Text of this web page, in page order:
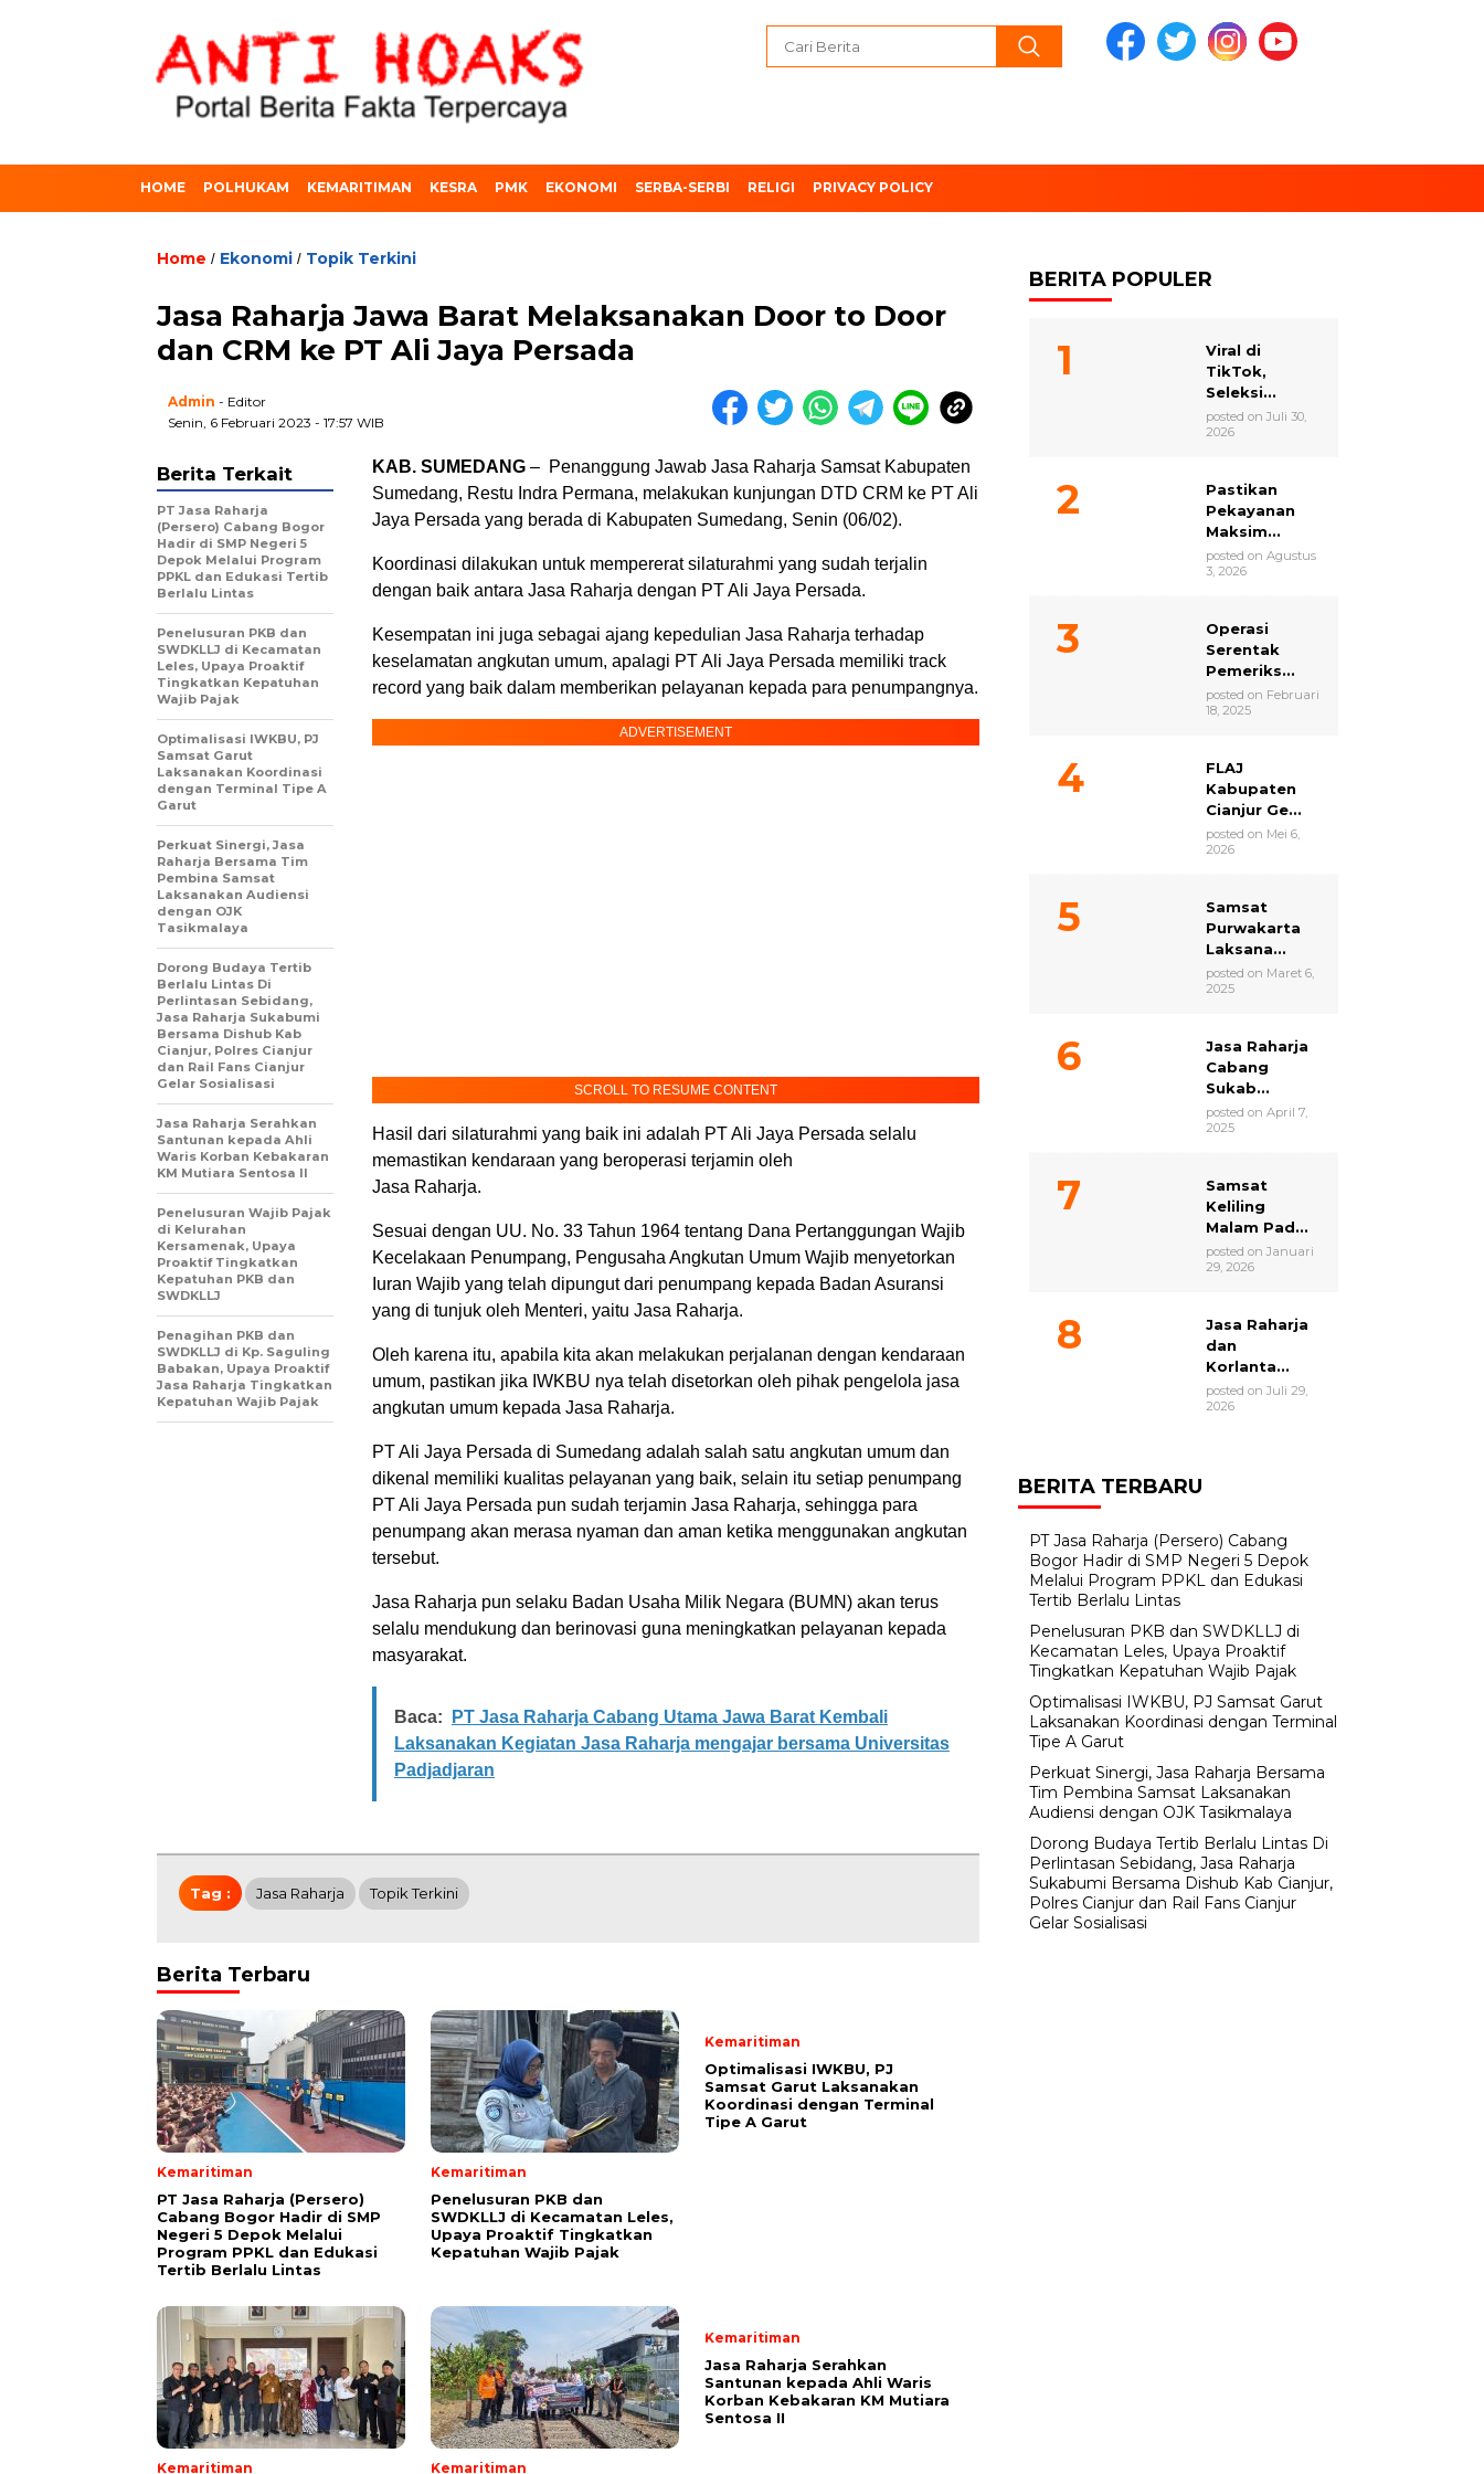
HOME POLHUKAM KEMARITIMAN KESRA PMK EKONOMI SERBA-SERBI RELIGI PRIVACY POLICY
Home / Ekonomi / Topik Terkini
Jasa Raharja Jawa Barat Melaksanakan Door to Door
dan CRM ke PT Ali Jaya Persada
Admin - Editor
Senin, 6 Februari 2023 - 17:57 WIB
KAB. SUMEDANG – Penanggung Jawab Jasa Raharja Samsat Kabupaten
Sumedang, Restu Indra Permana, melakukan kunjungan DTD CRM ke PT Ali
Jaya Persada yang berada di Kabupaten Sumedang, Senin (06/02).
Koordinasi dilakukan untuk mempererat silaturahmi yang sudah terjalin
dengan baik antara Jasa Raharja dengan PT Ali Jaya Persada.
Kesempatan ini juga sebagai ajang kepedulian Jasa Raharja terhadap
keselamatan angkutan umum, apalagi PT Ali Jaya Persada memiliki track
record yang baik dalam memberikan pelayanan kepada para penumpangnya.
ADVERTISEMENT
SCROLL TO RESUME CONTENT
Hasil dari silaturahmi yang baik ini adalah PT Ali Jaya Persada selalu
memastikan kendaraan yang beroperasi terjamin oleh
Jasa Raharja.
Sesuai dengan UU. No. 33 Tahun 1964 tentang Dana Pertanggungan Wajib
Kecelakaan Penumpang, Pengusaha Angkutan Umum Wajib menyetorkan
Iuran Wajib yang telah dipungut dari penumpang kepada Badan Asuransi
yang di tunjuk oleh Menteri, yaitu Jasa Raharja.
Oleh karena itu, apabila kita akan melakukan perjalanan dengan kendaraan
umum, pastikan jika IWKBU nya telah disetorkan oleh pihak pengelola jasa
angkutan umum kepada Jasa Raharja.
PT Ali Jaya Persada di Sumedang adalah salah satu angkutan umum dan
dikenal memiliki kualitas pelayanan yang baik, selain itu setiap penumpang
PT Ali Jaya Persada pun sudah terjamin Jasa Raharja, sehingga para
penumpang akan merasa nyaman dan aman ketika menggunakan angkutan
tersebut.
Jasa Raharja pun selaku Badan Usaha Milik Negara (BUMN) akan terus
selalu mendukung dan berinovasi guna meningkatkan pelayanan kepada
masyarakat.
Baca:
PT Jasa Raharja Cabang Utama Jawa Barat Kembali
Laksanakan Kegiatan Jasa Raharja mengajar bersama Universitas
Padjadjaran
Berita Terkait
PT Jasa Raharja
(Persero) Cabang Bogor
Hadir di SMP Negeri 5
Depok Melalui Program
PPKL dan Edukasi Tertib
Berlalu Lintas
Penelusuran PKB dan
SWDKLLJ di Kecamatan
Leles, Upaya Proaktif
Tingkatkan Kepatuhan
Wajib Pajak
Optimalisasi IWKBU, PJ
Samsat Garut
Laksanakan Koordinasi
dengan Terminal Tipe A
Garut
Perkuat Sinergi, Jasa
Raharja Bersama Tim
Pembina Samsat
Laksanakan Audiensi
dengan OJK
Tasikmalaya
Dorong Budaya Tertib
Berlalu Lintas Di
Perlintasan Sebidang,
Jasa Raharja Sukabumi
Bersama Dishub Kab
Cianjur, Polres Cianjur
dan Rail Fans Cianjur
Gelar Sosialisasi
Jasa Raharja Serahkan
Santunan kepada Ahli
Waris Korban Kebakaran
KM Mutiara Sentosa II
Penelusuran Wajib Pajak
di Kelurahan
Kersamenak, Upaya
Proaktif Tingkatkan
Kepatuhan PKB dan
SWDKLLJ
Penagihan PKB dan
SWDKLLJ di Kp. Saguling
Babakan, Upaya Proaktif
Jasa Raharja Tingkatkan
Kepatuhan Wajib Pajak
Tag : Jasa Raharja Topik Terkini
Berita Terbaru
Kemaritiman
PT Jasa Raharja (Persero)
Cabang Bogor Hadir di SMP
Negeri 5 Depok Melalui
Program PPKL dan Edukasi
Tertib Berlalu Lintas
Kemaritiman
Penelusuran PKB dan
SWDKLLJ di Kecamatan Leles,
Upaya Proaktif Tingkatkan
Kepatuhan Wajib Pajak
Kemaritiman
Optimalisasi IWKBU, PJ
Samsat Garut Laksanakan
Koordinasi dengan Terminal
Tipe A Garut
Kemaritiman Kemaritiman
Kemaritiman
Jasa Raharja Serahkan
Santunan kepada Ahli Waris
Korban Kebakaran KM Mutiara
Sentosa II
BERITA POPULER
Viral di
TikTok,
Seleksi...
posted on Juli 30,
2026
Pastikan
Pekayanan
Maksim...
posted on Agustus
3, 2026
Operasi
Serentak
Pemeriks...
posted on Februari
18, 2025
FLAJ
Kabupaten
Cianjur Ge...
posted on Mei 6,
2026
Samsat
Purwakarta
Laksana...
posted on Maret 6,
2025
Jasa Raharja
Cabang
Sukab...
posted on April 7,
2025
Samsat
Keliling
Malam Pad...
posted on Januari
29, 2026
Jasa Raharja
dan
Korlanta...
posted on Juli 29,
2026
BERITA TERBARU
PT Jasa Raharja (Persero) Cabang
Bogor Hadir di SMP Negeri 5 Depok
Melalui Program PPKL dan Edukasi
Tertib Berlalu Lintas
Penelusuran PKB dan SWDKLLJ di
Kecamatan Leles, Upaya Proaktif
Tingkatkan Kepatuhan Wajib Pajak
Optimalisasi IWKBU, PJ Samsat Garut
Laksanakan Koordinasi dengan Terminal
Tipe A Garut
Perkuat Sinergi, Jasa Raharja Bersama
Tim Pembina Samsat Laksanakan
Audiensi dengan OJK Tasikmalaya
Dorong Budaya Tertib Berlalu Lintas Di
Perlintasan Sebidang, Jasa Raharja
Sukabumi Bersama Dishub Kab Cianjur,
Polres Cianjur dan Rail Fans Cianjur
Gelar Sosialisasi